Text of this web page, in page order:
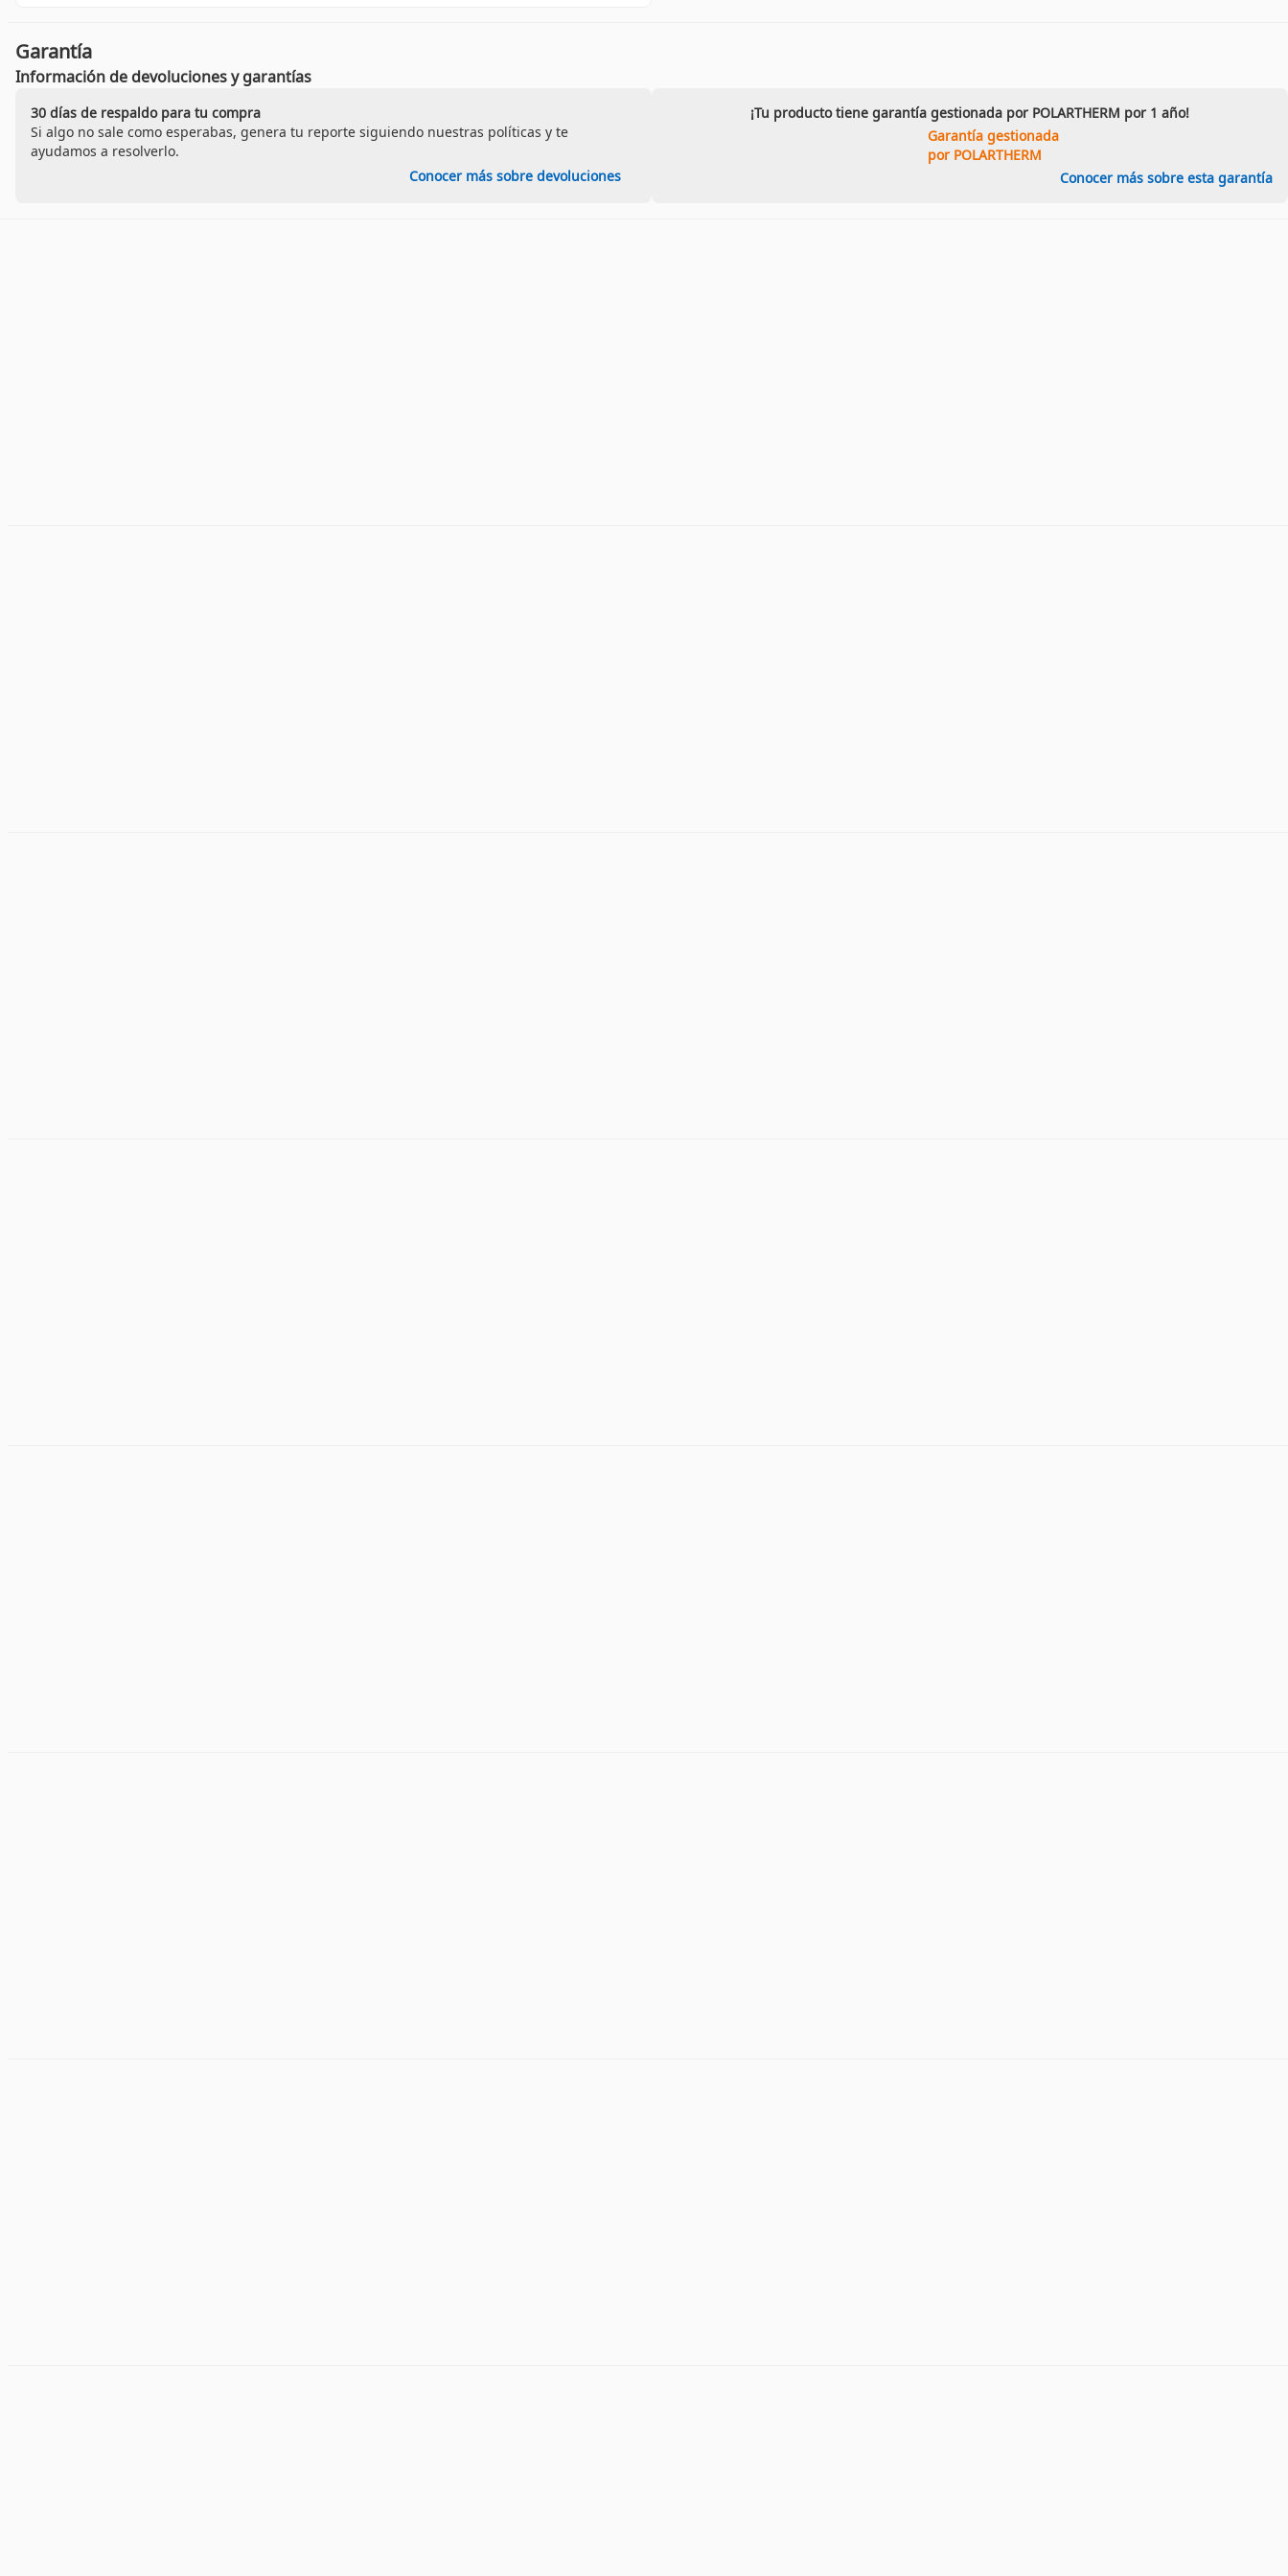
Garantía
Información de devoluciones y garantías
30 días de respaldo para tu compra
Si algo no sale como esperabas, genera tu reporte siguiendo nuestras políticas y te
ayudamos a resolverlo.
Conocer más sobre devoluciones
¡Tu producto tiene garantía gestionada por POLARTHERM por 1 año!
Garantía gestionada
por POLARTHERM
Conocer más sobre esta garantía